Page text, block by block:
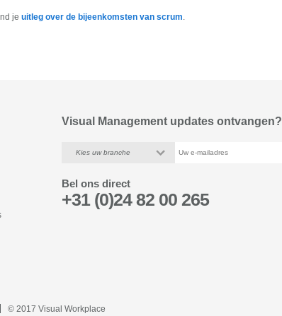
je uitleg over de bijeenkomsten van scrum.
Visual Management updates ontvangen?
Kies uw branche
Bel ons direct
+31 (0)24 82 00 265
© 2017 Visual Workplace